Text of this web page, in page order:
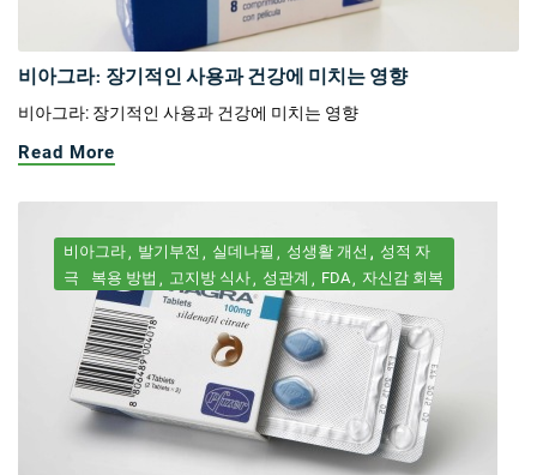
비아그라: 장기적인 사용과 건강에 미치는 영향
비아그라: 장기적인 사용과 건강에 미치는 영향
Read More
비아그라 발기부전 실데나필 성생활 개선
성적 자
극
복용 방법 고지방 식사 성관계 FDA 자신감 회복